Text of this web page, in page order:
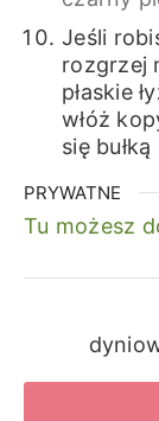
Jeśli
rozgrzej
płaskie
włóż
się
PRYWATNE
Tu możesz